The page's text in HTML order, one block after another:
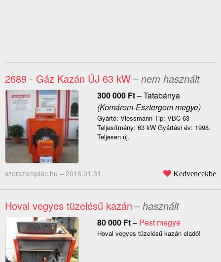
2689 - Gáz Kazán ÚJ 63 kW– nem használt
300 000 Ft–Tatabánya
(Komárom-Esztergom megye)
Gyártó: Viessmann Tip: VBC 63
Teljesítmény: 63 kW Gyártási év: 1998.
Teljesen új.
szerszampiac.hu – 2018.01.31. Kedvencekbe
Hoval vegyes tüzelésű kazán– használt
80 000 Ft– Pest megye
Hoval vegyes tüzelésű kazán eladó!